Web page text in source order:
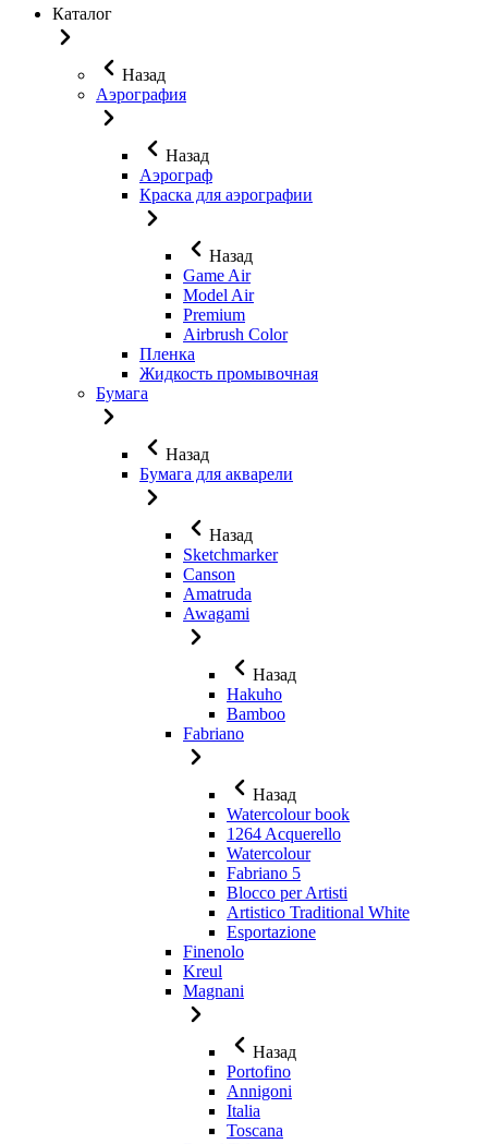
Каталог
Назад
Аэрография
Назад
Аэрограф
Краска для аэрографии
Назад
Game Air
Model Air
Premium
Airbrush Color
Пленка
Жидкость промывочная
Бумага
Назад
Бумага для акварели
Назад
Sketchmarker
Canson
Amatruda
Awagami
Назад
Hakuho
Bamboo
Fabriano
Назад
Watercolour book
1264 Acquerello
Watercolour
Fabriano 5
Blocco per Artisti
Artistico Traditional White
Esportazione
Finenolo
Kreul
Magnani
Назад
Portofino
Annigoni
Italia
Toscana